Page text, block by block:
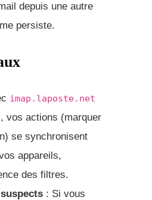
depuis une autre
persiste.
imap.laposte.net
vos actions (marquer
se synchronisent
appareils,
des filtres.
: Si vous